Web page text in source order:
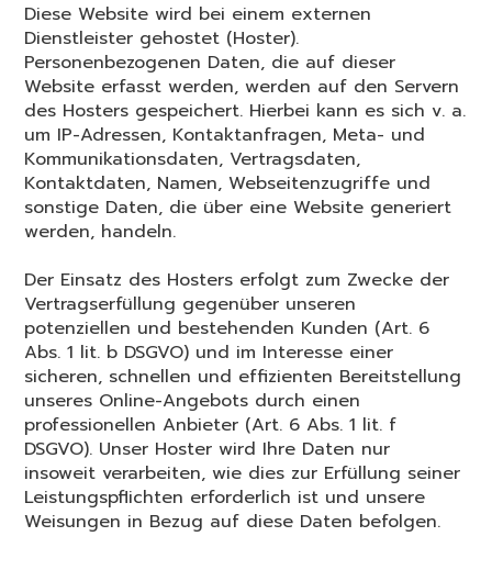
Diese Website wird bei einem externen
Dienstleister gehostet (Hoster).
Personenbezogenen Daten, die auf dieser
Website erfasst werden, werden auf den Servern
des Hosters gespeichert. Hierbei kann es sich v. a.
um IP-Adressen, Kontaktanfragen, Meta- und
Kommunikationsdaten, Vertragsdaten,
Kontaktdaten, Namen, Webseitenzugriffe und
sonstige Daten, die über eine Website generiert
werden, handeln.
Der Einsatz des Hosters erfolgt zum Zwecke der
Vertragserfüllung gegenüber unseren
potenziellen und bestehenden Kunden (Art. 6
Abs. 1 lit. b DSGVO) und im Interesse einer
sicheren, schnellen und effizienten Bereitstellung
unseres Online-Angebots durch einen
professionellen Anbieter (Art. 6 Abs. 1 lit. f
DSGVO). Unser Hoster wird Ihre Daten nur
insoweit verarbeiten, wie dies zur Erfüllung seiner
Leistungspflichten erforderlich ist und unsere
Weisungen in Bezug auf diese Daten befolgen.